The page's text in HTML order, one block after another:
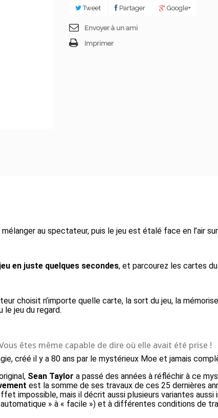
Tweet Partager Google+
Envoyer à un ami
Imprimer
au spectateur, puis le jeu est étalé face en l’air
en juste quelques secondes, et parcourez les cartes
choisit n’importe quelle carte, la sort du jeu, la
le jeu du regard.
êtes même capable de dire où elle avait été prise !
créé il y a 80 ans par le mystérieux Moe et jamais
Sean Taylor a passé des années à réfléchir à ce
est la somme de ses travaux de ces 25 dernières
impossible, mais il décrit aussi plusieurs variantes aussi
» à « facile ») et à différentes conditions de